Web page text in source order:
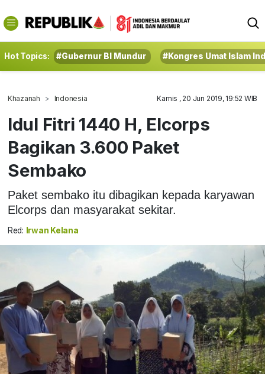
Hot Topics: #Gubernur BI Mundur #Kongres Umat Islam
Khazanah Indonesia Kamis , 20 Jun 2019, 19:52 WIB
Idul Fitri 1440 H, Elcorps
Bagikan 3.600 Paket
Sembako
Paket sembako itu dibagikan kepada karyawan
Elcorps dan masyarakat sekitar.
Red: Irwan Kelana